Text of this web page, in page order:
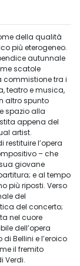
della qualità
più eterogeneo.
autunnale
scatole
commistione tra i
teatro e musica,
altro spunto
spazio alla
appena del
artist.
l’opera
– che
giovane
e al tempo
più riposti. Verso
del
del concerto;
nel cuore
dell’opera
Bellini e l’eroico
il fremito
Verdi.